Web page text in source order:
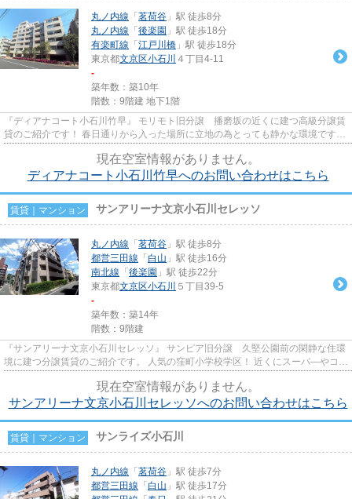
丸ノ内線 「 茗荷谷 」駅 徒歩8分
丸ノ内線 「 後楽園 」駅 徒歩18分
有楽町線 「 江戸川橋 」駅 徒歩18分
東京都文京区小石川 ４丁目4-11
-
築年数：築10年
階数：9階建 地下1階
『ディアナコート小石川竹早』 モリモト旧分譲 播磨坂の近くに建つ高級分譲賃
貸のご紹介です！ 春日通りから入った場所に立地の為とっても静かな環境です。
現在空室情報がありません。
ディアナコート小石川竹早へのお問い合わせはこちら
賃貸｜マンション サンアリーナ文京小石川セレッソ
丸ノ内線 「 茗荷谷 」駅 徒歩8分
都営三田線 「 白山 」駅 徒歩16分
南北線 「 後楽園 」駅 徒歩22分
東京都文京区小石川 ５丁目39-5
-
築年数：築14年
階数：9階建
『サンアリーナ文京小石川セレッソ』 サンピア旧分譲 久堅公園前の閑静な住環
境に建つ分譲賃貸のご紹介です。 人気の窪町小学校学区！ 近くにスーパ―やコン
現在空室情報がありません。
サンアリーナ文京小石川セレッソへのお問い合わせはこちら
賃貸｜マンション サンライズ小石川
丸ノ内線 「 茗荷谷 」駅 徒歩7分
都営三田線 「 白山 」駅 徒歩17分